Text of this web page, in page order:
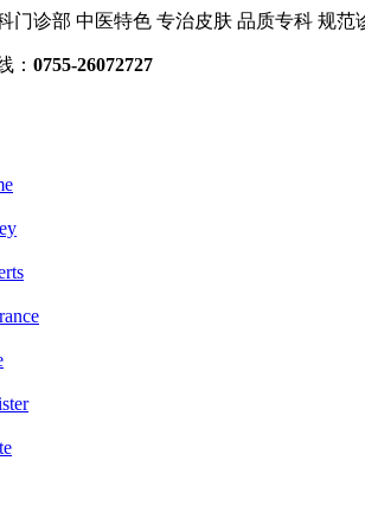
门诊部 中医特色 专治皮肤 品质专科 规
： 0755-26072727